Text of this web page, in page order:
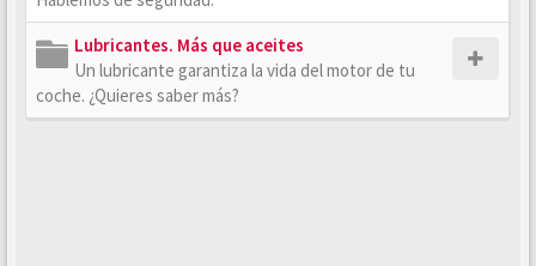
Lubricantes. Más que aceites
Un lubricante garantiza la vida del motor de tu
coche. ¿Quieres saber más?